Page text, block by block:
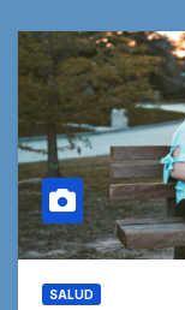
SALUD